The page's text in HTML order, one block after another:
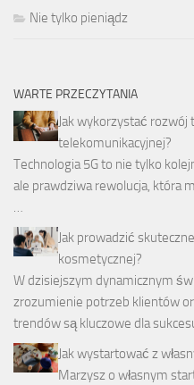
Nie tylko pieniądz
WARTE PRZECZYTANIA
Jak wykorzystać rozwój
telekomunikacyjnej?
Technologia 5G to nie tylko
ale prawdziwa rewolucja, która
…
Jak prowadzić
kosmetycznej?
W dzisiejszym dynamicznym
zrozumienie potrzeb klientów
trendów są kluczowe dla
Jak wystartować z
Marzysz o własnym